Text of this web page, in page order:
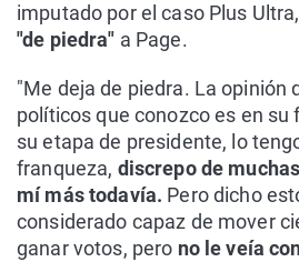
imputado por el caso Plus
"de piedra" a Page.
"Me deja de piedra. La opinión
políticos que conozco es en su
su etapa de presidente, lo
franqueza, discrepo de
mí más todavía. Pero dicho
considerado capaz de mover
ganar votos, pero no le veía